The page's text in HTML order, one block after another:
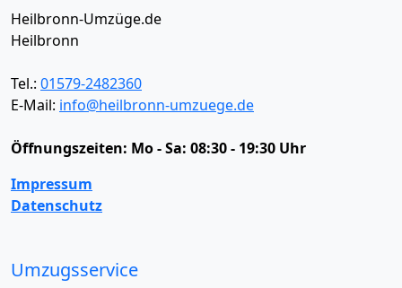
Heilbronn-Umzüge.de
Heilbronn
Tel.: 01579-2482360
E-Mail: info@heilbronn-umzuege.de
Öffnungszeiten: Mo - Sa: 08:30 - 19:30 Uhr
Impressum
Datenschutz
Umzugsservice